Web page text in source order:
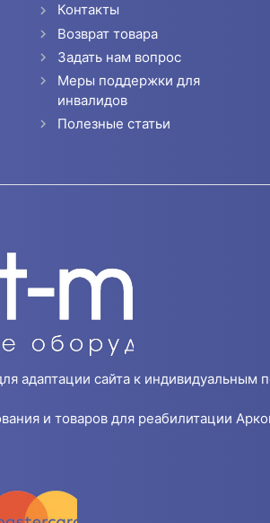
Контакты
Возврат товара
Задать нам вопрос
Меры поддержки для
инвалидов
Полезные статьи
адаптации сайта к индивидуальным
и товаров для реабилитации